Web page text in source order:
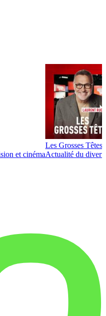
et cinéma
Les Grosses Têtes
Actualité du